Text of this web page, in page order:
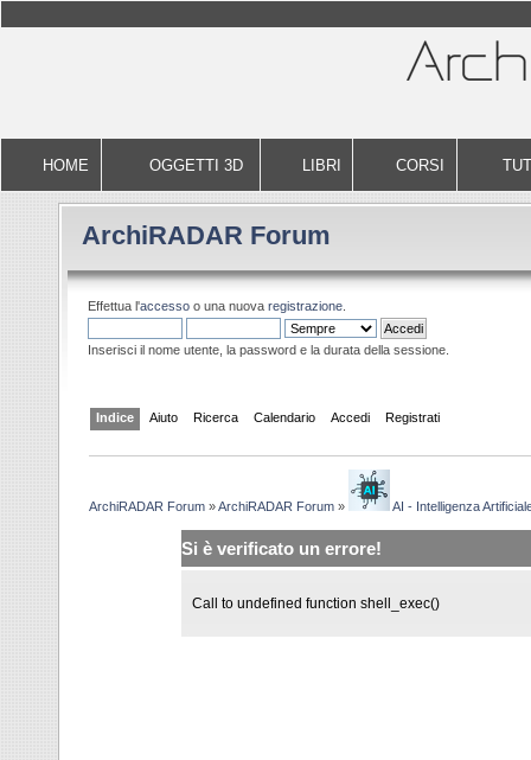
HOME OGGETTI 3D LIBRI CORSI
ArchiRADAR Forum
Effettua l'accesso o una nuova registrazione.
Inserisci il nome utente, la password e la durata della sessione.
Indice Aiuto Ricerca Calendario Accedi Registrati
ArchiRADAR Forum »ArchiRADAR Forum » AI - Intelligenza
Si è verificato un errore!
Call to undefined function shell_exec()